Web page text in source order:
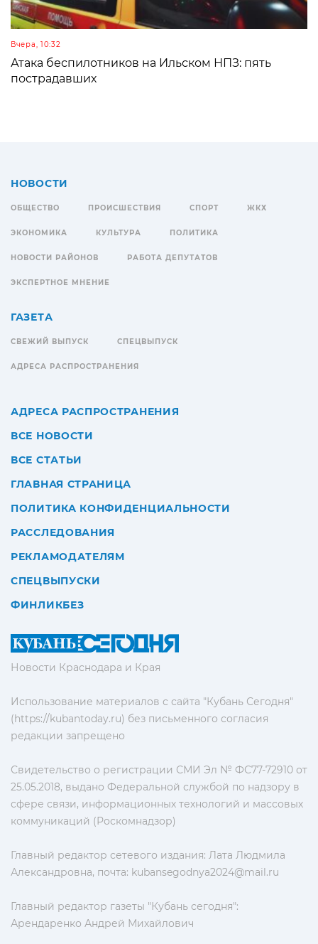
Вчера, 10:32
Атака беспилотников на Ильском НПЗ: пять
пострадавших
Новости Краснодара и Края
Использование материалов с сайта "Кубань Сегодня"
(https://kubantoday.ru) без письменного согласия
редакции запрещено
Свидетельство о регистрации СМИ Эл № ФС77-72910 от
25.05.2018, выдано Федеральной службой по надзору в
сфере связи, информационных технологий и массовых
коммуникаций (Роскомнадзор)
Главный редактор сетевого издания: Лата Людмила
Александровна, почта: kubansegodnya2024@mail.ru
Главный редактор газеты "Кубань сегодня":
Арендаренко Андрей Михайлович
НОВОСТИ
ОБЩЕСТВО ПРОИСШЕСТВИЯ СПОРТ ЖКХ
ЭКОНОМИКА КУЛЬТУРА ПОЛИТИКА
НОВОСТИ РАЙОНОВ РАБОТА ДЕПУТАТОВ
ЭКСПЕРТНОЕ МНЕНИЕ
ГАЗЕТА
СВЕЖИЙ ВЫПУСК СПЕЦВЫПУСК
АДРЕСА РАСПРОСТРАНЕНИЯ
АДРЕСА РАСПРОСТРАНЕНИЯ
ВСЕ НОВОСТИ
ВСЕ СТАТЬИ
ГЛАВНАЯ СТРАНИЦА
ПОЛИТИКА КОНФИДЕНЦИАЛЬНОСТИ
РАССЛЕДОВАНИЯ
РЕКЛАМОДАТЕЛЯМ
СПЕЦВЫПУСКИ
ФИНЛИКБЕЗ